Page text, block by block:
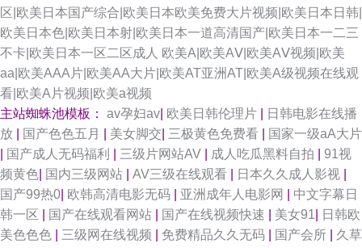
区|欧美日本国产综合|欧美日本欧美免费大片视频|欧美日本日韩|
欧美日本色|欧美日本射|欧美日本一道高清国产|欧美日本一二三
不卡|欧美日本一区二区成人 欧美A|欧美AⅤ|欧美AⅤ视频|欧美
aa|欧美AAA片|欧美AA大片|欧美AT亚洲AT|欧美A级视频在线观
看|欧美A片视频|欧美a视频
主站蜘蛛池模板： av孕妇av 欧美日韩伦理片
日韩电影在线播
放
国产色色五月 美女脚交 三极黄色免费看
国家一级aA大片
国产成人无码福利 三级片网站AV 成人吃瓜黑料自拍
91视
频黄色 国内三级网站 AV三级在线观看 日本久久成人影视
国产99热0 欧韩高清电影无码 亚洲成年人电影网
中文字幕日
韩一区
国产在线观看网站 国产在线视频快速 美女91
日韩欧
美色色色
三级网在线视频 免费精品久久无码 国产会所 久草